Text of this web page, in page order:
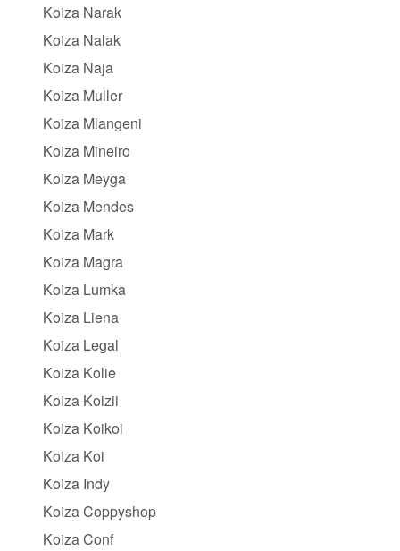
Koiza Narak
Koiza Nalak
Koiza Naja
Koiza Muller
Koiza Mlangeni
Koiza Mineiro
Koiza Meyga
Koiza Mendes
Koiza Mark
Koiza Magra
Koiza Lumka
Koiza Liena
Koiza Legal
Koiza Kolie
Koiza Koizii
Koiza Koikoi
Koiza Koi
Koiza Indy
Koiza Coppyshop
Koiza Conf